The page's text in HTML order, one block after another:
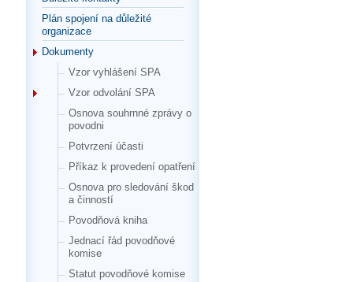
Plán spojení na důležité
organizace
Dokumenty
Vzor vyhlášení SPA
Vzor odvolání SPA
Osnova souhrnné zprávy o
povodni
Potvrzení účasti
Příkaz k provedení opatření
Osnova pro sledování škod
a činností
Povodňová kniha
Jednací řád povodňové
komise
Statut povodňové komise